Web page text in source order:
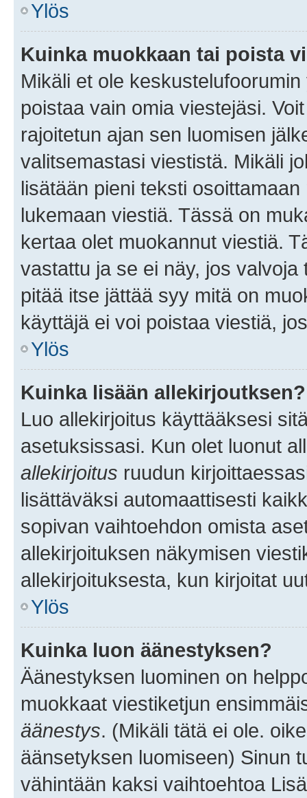
Ylös
Kuinka muokkaan tai poista
Mikäli et ole
poistaa vain omia viestejäsi.
rajoitetun ajan sen luomisen
valitsemastasi viestistä. Mikäli
lisätään pieni teksti
lukemaan viestiä. Tässä on
kertaa olet muokannut viestiä.
vastattu ja se ei näy, jos
pitää itse jättää syy mitä on
käyttäjä ei voi poistaa viestiä,
Ylös
Kuinka lisään allekirjoutksen?
Luo allekirjoitus käyttääksesi
asetuksissasi. Kun olet luonut
allekirjoitus ruudun
lisättäväksi automaattisesti
sopivan vaihtoehdon omista
allekirjoituksen näkymisen
allekirjoituksesta, kun kirjoitat
Ylös
Kuinka luon äänestyksen?
Äänestyksen luominen on
muokkaat viestiketjun
äänestys. (Mikäli tätä ei ole.
äänsetyksen luomiseen) Sinun
vähintään kaksi vaihtoehtoa